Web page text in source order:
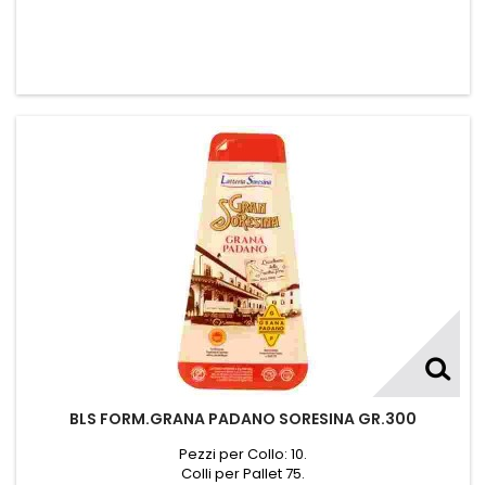
BLS FORM.GRANA PADANO SORESINA GR.300
Pezzi per Collo: 10.
Colli per Pallet 75.